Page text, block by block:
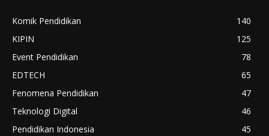
Komik Pendidikan
140
KIPIN
125
Event Pendidikan
78
EDTECH
65
Fenomena Pendidikan
47
Teknologi Digital
46
Pendidikan Indonesia
45